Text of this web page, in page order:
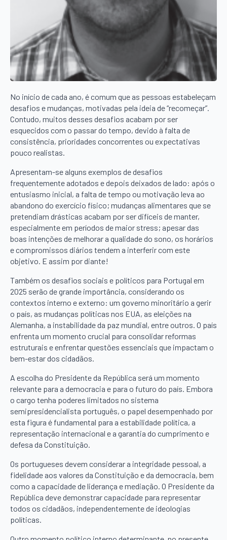
No início de cada ano, é comum que as pessoas estabeleçam
desafios e mudanças, motivadas pela ideia de “recomeçar”.
Contudo, muitos desses desafios acabam por ser
esquecidos com o passar do tempo, devido à falta de
consistência, prioridades concorrentes ou expectativas
pouco realistas.
Apresentam-se alguns exemplos de desafios
frequentemente adotados e depois deixados de lado: após o
entusiasmo inicial, a falta de tempo ou motivação leva ao
abandono do exercício físico; mudanças alimentares que se
pretendiam drásticas acabam por ser difíceis de manter,
especialmente em períodos de maior stress; apesar das
boas intenções de melhorar a qualidade do sono, os horários
e compromissos diários tendem a interferir com este
objetivo. E assim por diante!
Também os desafios sociais e políticos para Portugal em
2025 serão de grande importância, considerando os
contextos interno e externo: um governo minoritário a gerir
o país, as mudanças políticas nos EUA, as eleições na
Alemanha, a instabilidade da paz mundial, entre outros. O país
enfrenta um momento crucial para consolidar reformas
estruturais e enfrentar questões essenciais que impactam o
bem-estar dos cidadãos.
A escolha do Presidente da República será um momento
relevante para a democracia e para o futuro do país. Embora
o cargo tenha poderes limitados no sistema
semipresidencialista português, o papel desempenhado por
esta figura é fundamental para a estabilidade política, a
representação internacional e a garantia do cumprimento e
defesa da Constituição.
Os portugueses devem considerar a integridade pessoal, a
fidelidade aos valores da Constituição e da democracia, bem
como a capacidade de liderança e mediação. O Presidente da
República deve demonstrar capacidade para representar
todos os cidadãos, independentemente de ideologias
políticas.